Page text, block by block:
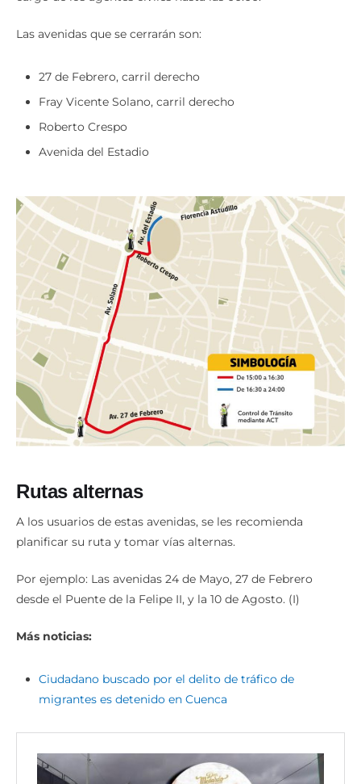
Las avenidas que se cerrarán son:
27 de Febrero, carril derecho
Fray Vicente Solano, carril derecho
Roberto Crespo
Avenida del Estadio
Rutas alternas
A los usuarios de estas avenidas, se les recomienda
planificar su ruta y tomar vías alternas.
Por ejemplo: Las avenidas 24 de Mayo, 27 de Febrero
desde el Puente de la Felipe II, y la 10 de Agosto. (I)
Más noticias:
Ciudadano buscado por el delito de tráfico de
migrantes es detenido en Cuenca